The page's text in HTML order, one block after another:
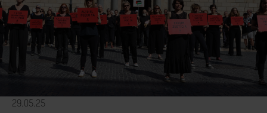
29.05.25